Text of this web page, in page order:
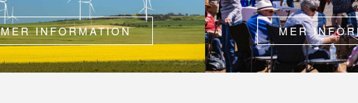
MER INFORMATION MER